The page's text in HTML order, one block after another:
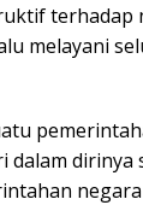
terhadap
melayani
dalam dirinya